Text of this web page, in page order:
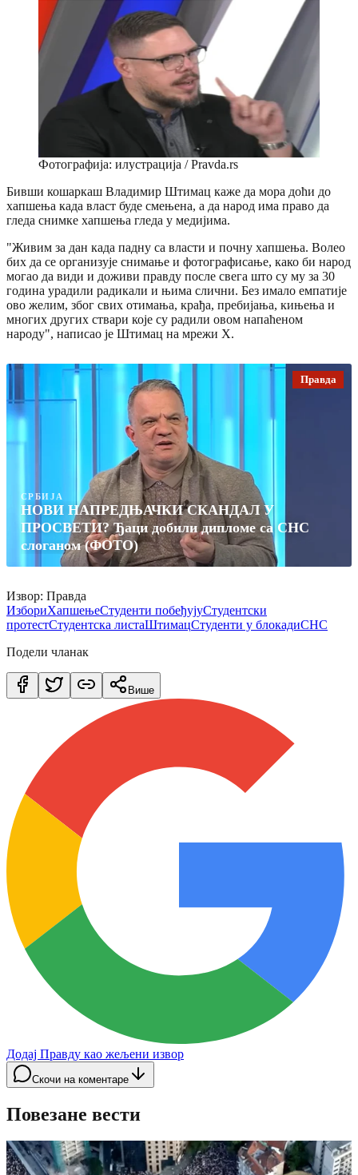
Фотографија: илустрација / Pravda.rs
Бивши кошаркаш Владимир Штимац каже да мора доћи до
хапшења када власт буде смењена, а да народ има право да
гледа снимке хапшења гледа у медијима.
"Живим за дан када падну са власти и почну хапшења. Волео
бих да се организује снимање и фотографисање, како би народ
могао да види и доживи правду после свега што су му за 30
година урадили радикали и њима слични. Без имало емпатије
ово желим, због свих отимања, крађа, пребијања, кињења и
многих других ствари које су радили овом напаћеном
народу", написао је Штимац на мрежи X.
Правда
СРБИЈА
НОВИ НАПРЕДЊАЧКИ СКАНДАЛ У
ПРОСВЕТИ? Ђаци добили дипломе са СНС
слоганом (ФОТО)
Извор: Правда
ИзбориХапшењеСтуденти побеђујуСтудентски
протестСтудентска листаШтимацСтуденти у блокадиСНС
Подели чланак
Више
Додај Правду као жељени извор
Скочи на коментаре
Повезане вести